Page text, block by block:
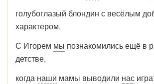
голубоглазый блондин с весёлым
характером.
С Игорем мы познакомились ещё в
детстве,
когда наши мамы выводили нас